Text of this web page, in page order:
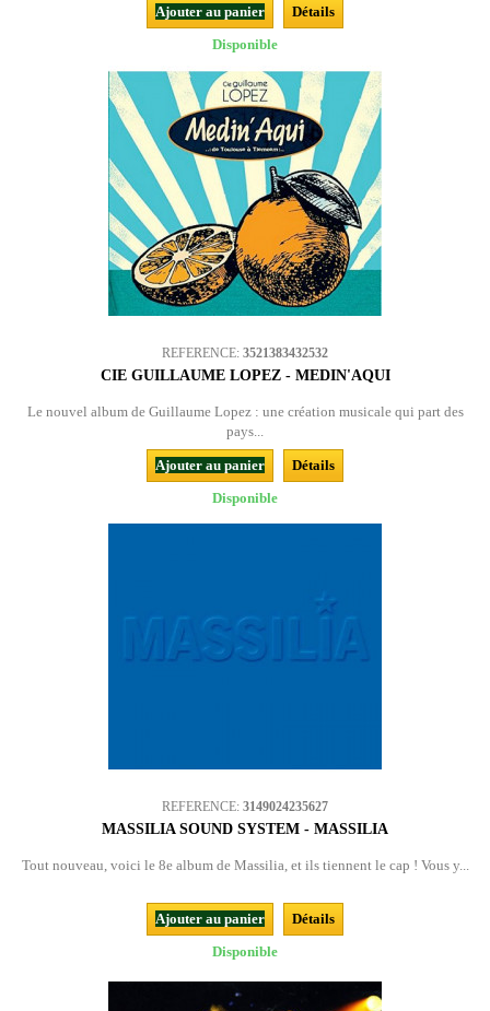
Ajouter au panier
Détails
Disponible
REFERENCE: 3521383432532
CIE GUILLAUME LOPEZ - MEDIN'AQUI
Le nouvel album de Guillaume Lopez : une création musicale qui part des
pays...
Ajouter au panier
Détails
Disponible
REFERENCE: 3149024235627
MASSILIA SOUND SYSTEM - MASSILIA
Tout nouveau, voici le 8e album de Massilia, et ils tiennent le cap ! Vous y...
Ajouter au panier
Détails
Disponible